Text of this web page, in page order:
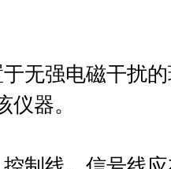
强电磁干扰的
器。